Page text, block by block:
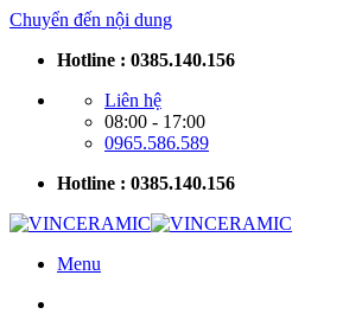
Chuyển đến nội dung
Hotline : 0385.140.156
Liên hệ
08:00 - 17:00
0965.586.589
Hotline : 0385.140.156
Menu